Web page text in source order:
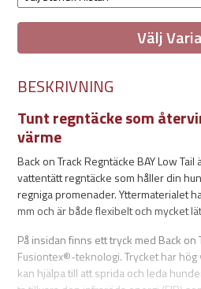
Välj
BESKRIVNING
Tunt regntäcke som
värme
Back on Track Regntäcke BAY Low
vattentätt regntäcke som håller din
regniga promenader. Yttermaterialet
mm och är både flexibelt och mycket
På insidan finns ett tryck med Back on
Fusiontex®-teknologi. Trycket har
kan hjälpa till att sprida och leda